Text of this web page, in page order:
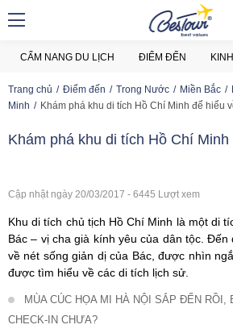
CẨM NANG DU LỊCH ĐIỂM ĐẾN
Trang chủ Điểm đến Trong Nước Miền Bắc
Minh
Khám phá khu di tích Hồ Chí Minh để hiểu
Khám phá khu di tích Hồ Chí
Cập nhật ngày 20/03/2017 - 6445 Lượt xem
Khu di tích chủ tịch Hồ Chí Minh là một di
Bác – vị cha già kính yêu của dân tộc. Đến
về nét sống giản dị của Bác, được nhìn
được tìm hiểu về các di tích lịch sử.
MÙA CÚC HỌA MI HÀ NỘI SẮP ĐẾN
CHECK-IN CHƯA?